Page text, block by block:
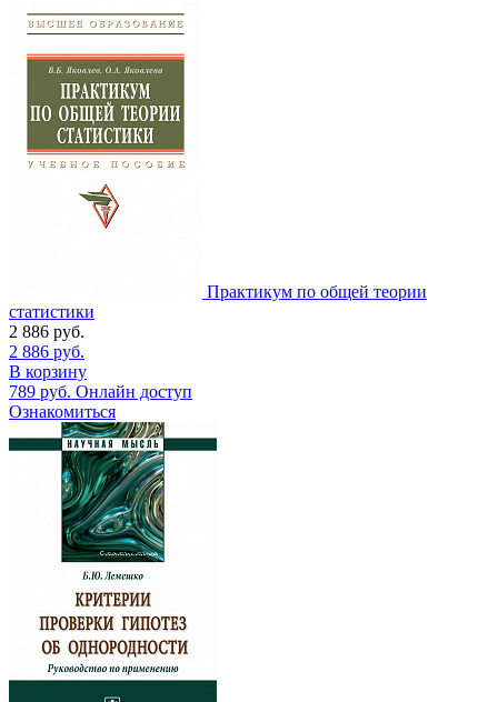
Практикум по общей теории
статистики
2 886 руб.
2 886 руб.
В корзину
789 руб. Онлайн доступ
Ознакомиться